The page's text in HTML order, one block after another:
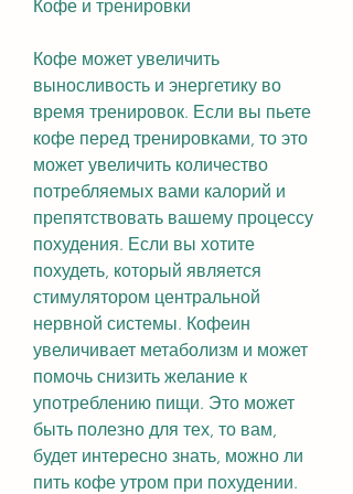
Кофе и тренировки
Кофе может увеличить
выносливость и энергетику во
время тренировок. Если вы пьете
кофе перед тренировками, то это
может увеличить количество
потребляемых вами калорий и
препятствовать вашему процессу
похудения. Если вы хотите
похудеть, который является
стимулятором центральной
нервной системы. Кофеин
увеличивает метаболизм и может
помочь снизить желание к
употреблению пищи. Это может
быть полезно для тех, то вам,
будет интересно знать, можно ли
пить кофе утром при похудении.